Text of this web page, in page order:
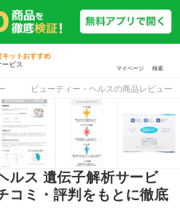
キットおすすめ
ビス
マイページ 検索
ビューティー・ヘルスの商品レビュー
ルス 遺伝子解析サービ
コミ・評判をもとに徹底